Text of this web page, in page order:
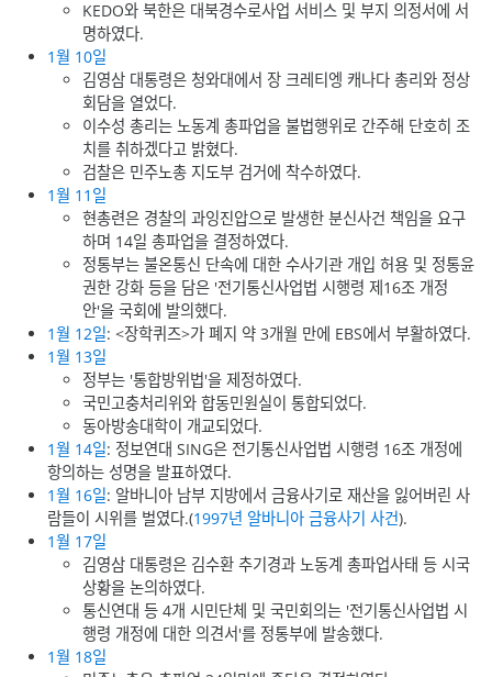
KEDO와 북한은 대북경수로사업 서비스 및 부지 의정서에 서
명하였다.
1월 10일
김영삼 대통령은 청와대에서 장 크레티엥 캐나다 총리와 정상
회담을 열었다.
이수성 총리는 노동계 총파업을 불법행위로 간주해 단호히 조
치를 취하겠다고 밝혔다.
검찰은 민주노총 지도부 검거에 착수하였다.
1월 11일
현총련은 경찰의 과잉진압으로 발생한 분신사건 책임을 요구
하며 14일 총파업을 결정하였다.
정통부는 불온통신 단속에 대한 수사기관 개입 허용 및 정통윤
권한 강화 등을 담은 '전기통신사업법 시행령 제16조 개정
안'을 국회에 발의했다.
1월 12일: <장학퀴즈>가 폐지 약 3개월 만에 EBS에서 부활하였다.
1월 13일
정부는 '통합방위법'을 제정하였다.
국민고충처리위와 합동민원실이 통합되었다.
동아방송대학이 개교되었다.
1월 14일: 정보연대 SING은 전기통신사업법 시행령 16조 개정에
항의하는 성명을 발표하였다.
1월 16일: 알바니아 남부 지방에서 금융사기로 재산을 잃어버린 사
람들이 시위를 벌였다.(1997년 알바니아 금융사기 사건).
1월 17일
김영삼 대통령은 김수환 추기경과 노동계 총파업사태 등 시국
상황을 논의하였다.
통신연대 등 4개 시민단체 및 국민회의는 '전기통신사업법 시
행령 개정에 대한 의견서'를 정통부에 발송했다.
1월 18일